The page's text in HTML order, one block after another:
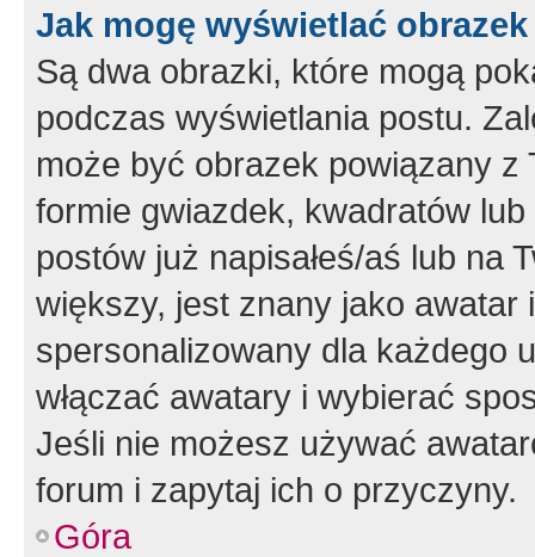
Jak mogę wyświetlać
Są dwa obrazki, które mogą
podczas wyświetlania postu.
może być obrazek powiązany z
formie gwiazdek, kwadratów
postów już napisałeś/aś lub na
większy, jest znany jako
spersonalizowany dla każdego
włączać awatary i wybierać
Jeśli nie możesz używać
forum i zapytaj ich o przyczyny.
Góra